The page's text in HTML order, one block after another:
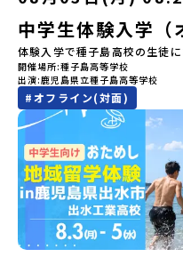
https://youtu.be/
si=e5erbspvwz5O8_uF【
「有田町」の内容を具体的に
うえで、「有田町では具体的
という疑問にお答えする説明
や、2泊3日のプログラムの中
時： 5月11日(月) 19：00〜19：40内 容：
ろ？、プログラム詳細解説
mirai.jp/events/068058お気
けど大丈夫？」「どんな体験
や、中学生のみなさんの素朴
す。チャットでの質問も可能
してご参加ください。▼お申
規約への同意プログラムへの
込みに関する各規約」への同
輩たちと過ごす時間です。 た
高校生が自ら企画したアクテ
と本音で交流することができ
がら町の歴史や「生き方」を
ること間違いなし！そんなユ
道平取町へ、人生の可能性を
験のおすすめポイント体験プ
（PM）「オリエンテーショ
遊び編-」 -平取高校生と仲を
る！アイヌ文化フィールドワ
化を理解する -アイヌ伝統文
り返るーみんなで体験シェア
寮見学」 -平取高校の特徴を
校生企画②-町の紹介編-」 -
「自然と農を感じる！農業ア
は、日本全国約200の高校と
る「地域みらい留学」をプチ
のひとり旅でも安心！現地で
します。今回のフィールドは
海道の東部、十勝の南部に位
日高山脈（ひだかさんみゃく
豊かな町です。酪農を主体と
同時に、「宇宙に一番近い町
ユニークな顔を持っています
「日高山脈（ひだかさんみゃ
ごす放牧地や、海が見える珍
ともある「歴舟川（れきふね
きない圧倒的スケールの自然
体感できる町です。北の大地
スピリッツ」を体感！ 「フロ
中学生体験入学（
体験入学で種子島高校の生徒
開催場所 種子島高等学校
出演 鹿児島県立種子島高等学校
#オフライン(対面)